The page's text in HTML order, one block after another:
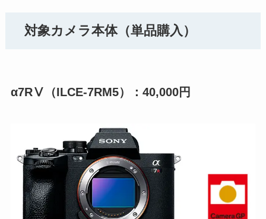
対象カメラ本体（単品購入）
α7RⅤ（ILCE-7RM5）：40,000円